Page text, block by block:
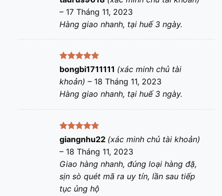
hạng
55
sao
– 17 Tháng 11, 2023
Hàng giao nhanh, tại huế 3 ngày.
Được xếp
hạng5
sao
bongbi1711111 (xác minh chủ tài
khoản) – 18 Tháng 11, 2023
Hàng giao nhanh, tại huế 3 ngày.
Được xếp
hạng5
sao
giangnhu22 (xác minh chủ tài khoản)
– 18 Tháng 11, 2023
Giao hàng nhanh, đúng loại hàng đặ,
sịn sò quét mã ra uy tín, lần sau tiếp
tục ủng hộ